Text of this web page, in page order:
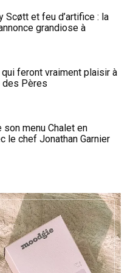
Scøtt et feu d’artifice : la
grandiose à
feront vraiment plaisir à
des Pères
menu Chalet en
le chef Jonathan Garnier